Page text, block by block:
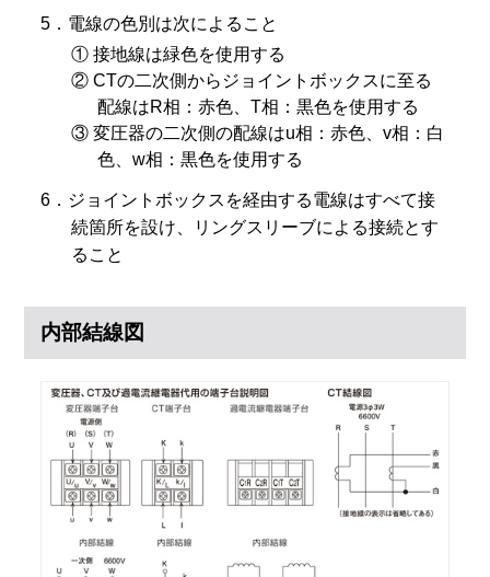
5．電線の色別は次によること
① 接地線は緑色を使用する
② CTの二次側からジョイントボックスに至る
配線はR相：赤色、T相：黒色を使用する
③ 変圧器の二次側の配線はu相：赤色、v相：白
色、w相：黒色を使用する
6．ジョイントボックスを経由する電線はすべて接
続箇所を設け、リングスリーブによる接続とす
ること
内部結線図